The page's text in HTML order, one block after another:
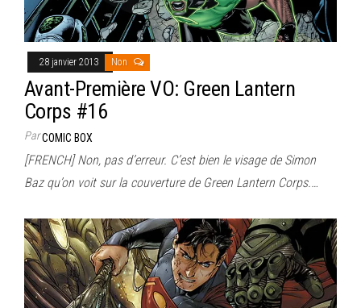
28 janvier 2013 Non
Avant-Première VO: Green Lantern
Corps #16
ParCOMIC BOX
[FRENCH] Non, pas d’erreur. C’est bien le visage de Simon
Baz qu’on voit sur la couverture de Green Lantern Corps.…